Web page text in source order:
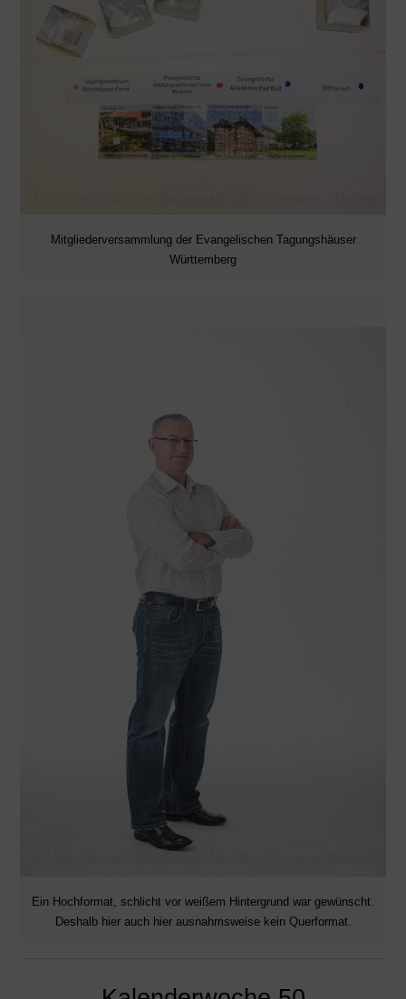
Mitgliederversammlung der Evangelischen Tagungshäuser
Württemberg
Ein Hochformat, schlicht vor weißem Hintergrund war gewünscht.
Deshalb hier auch hier ausnahmsweise kein Querformat.